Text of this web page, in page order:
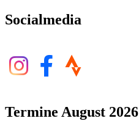
Socialmedia
Termine August 2026